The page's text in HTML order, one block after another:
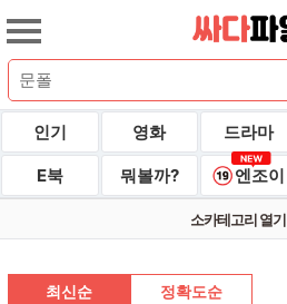
인기 영화 드라마
E북 뭐볼까? 엔조이
소카테고리 열기
최신순 정확도순